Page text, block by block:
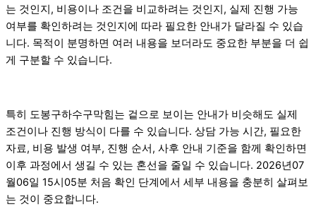
는 것인지, 비용이나 조건을 비교하려는 것인지, 실제 진행 가능
여부를 확인하려는 것인지에 따라 필요한 안내가 달라질 수 있습
니다. 목적이 분명하면 여러 내용을 보더라도 중요한 부분을 더 쉽
게 구분할 수 있습니다.
특히 도봉구하수구막힘는 겉으로 보이는 안내가 비슷해도 실제
조건이나 진행 방식이 다를 수 있습니다. 상담 가능 시간, 필요한
자료, 비용 발생 여부, 진행 순서, 사후 안내 기준을 함께 확인하면
이후 과정에서 생길 수 있는 혼선을 줄일 수 있습니다. 2026년07
월06일 15시05분 처음 확인 단계에서 세부 내용을 충분히 살펴보
는 것이 중요합니다.